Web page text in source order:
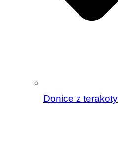
Donice z terakoty